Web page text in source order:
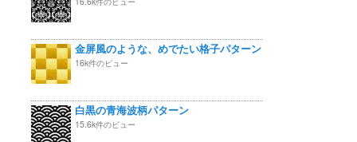
金屏風のような、めでたい格子パターン
16k件のビュー
白黒の青海波柄パターン
15.6k件のビュー